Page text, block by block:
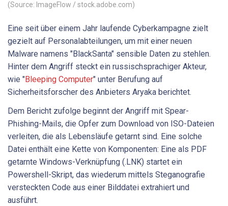
(Source: ImageFlow / stock.adobe.com)
Eine seit über einem Jahr laufende Cyberkampagne zielt
gezielt auf Personalabteilungen, um mit einer neuen
Malware namens "BlackSanta" sensible Daten zu stehlen.
Hinter dem Angriff steckt ein russischsprachiger Akteur,
wie "Bleeping Computer" unter Berufung auf
Sicherheitsforscher des Anbieters Aryaka berichtet.
Dem Bericht zufolge beginnt der Angriff mit Spear-
Phishing-Mails, die Opfer zum Download von ISO-Dateien
verleiten, die als Lebensläufe getarnt sind. Eine solche
Datei enthält eine Kette von Komponenten: Eine als PDF
getarnte Windows-Verknüpfung (.LNK) startet ein
Powershell-Skript, das wiederum mittels Steganografie
versteckten Code aus einer Bilddatei extrahiert und
ausführt.